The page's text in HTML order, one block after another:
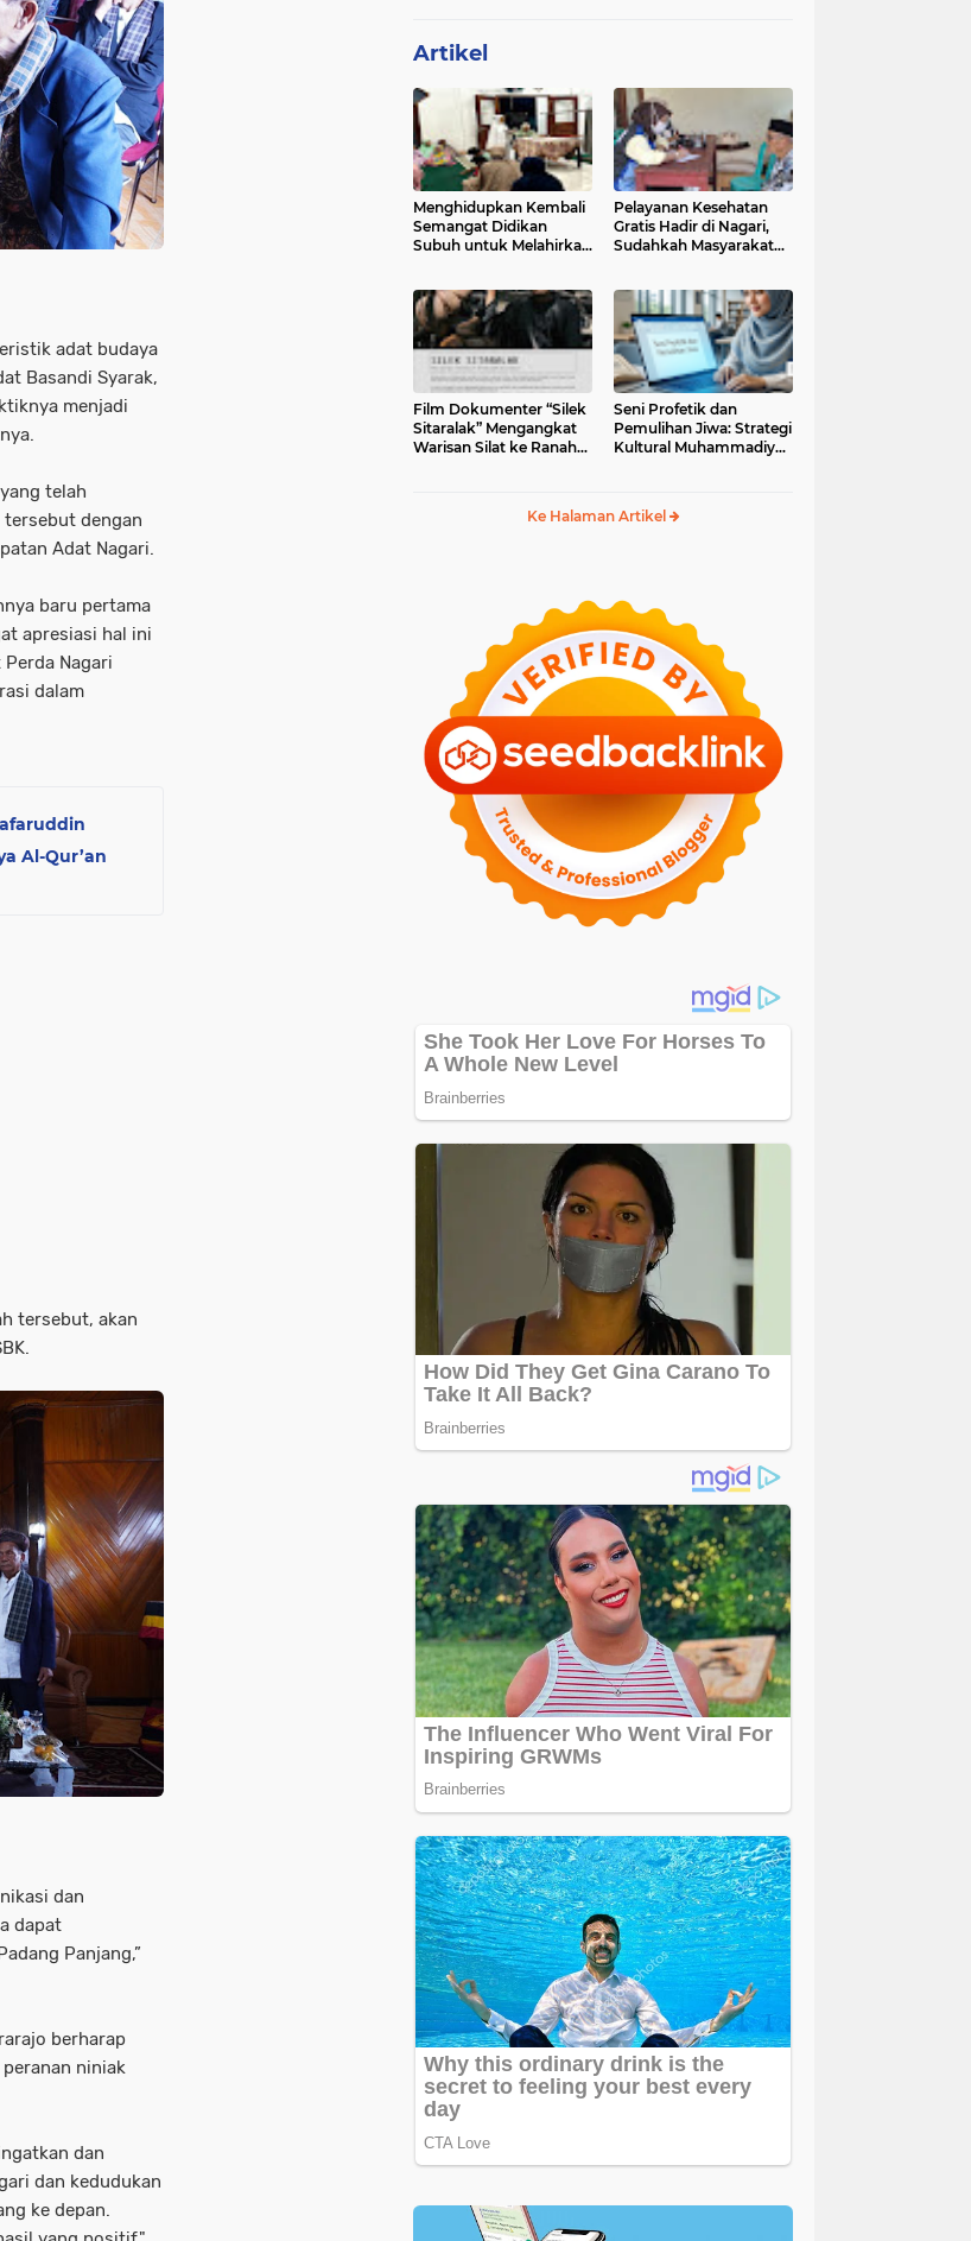
adat budaya
Basandi Syarak,
menjadi
telah
tersebut dengan
Adat Nagari.
baru pertama
apresiasi hal ini
Nagari
dalam
Al-Qur’an
tersebut, akan
dan
dapat
Panjang,”
berharap
niniak
dan
dan kedudukan
ke depan.
Artikel
Menghidupkan Kembali
Semangat Didikan
Subuh untuk Melahirkan
Pelayanan Kesehatan
Gratis Hadir di Nagari,
Sudahkah Masyarakat
Film Dokumenter “Silek
Sitaralak” Mengangkat
Warisan Silat ke Ranah
Seni Profetik dan
Pemulihan Jiwa: Strategi
Kultural Muhammadiyah
Ke Halaman Artikel